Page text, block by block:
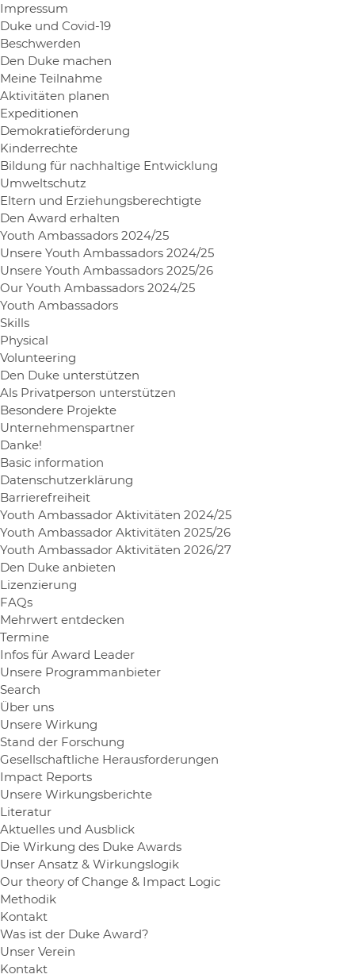
Impressum
Duke und Covid-19
Beschwerden
Den Duke machen
Meine Teilnahme
Aktivitäten planen
Expeditionen
Demokratieförderung
Kinderrechte
Bildung für nachhaltige Entwicklung
Umweltschutz
Eltern und Erziehungsberechtigte
Den Award erhalten
Youth Ambassadors 2024/25
Unsere Youth Ambassadors 2024/25
Unsere Youth Ambassadors 2025/26
Our Youth Ambassadors 2024/25
Youth Ambassadors
Skills
Physical
Volunteering
Den Duke unterstützen
Als Privatperson unterstützen
Besondere Projekte
Unternehmenspartner
Danke!
Basic information
Datenschutzerklärung
Barrierefreiheit
Youth Ambassador Aktivitäten 2024/25
Youth Ambassador Aktivitäten 2025/26
Youth Ambassador Aktivitäten 2026/27
Den Duke anbieten
Lizenzierung
FAQs
Mehrwert entdecken
Termine
Infos für Award Leader
Unsere Programmanbieter
Search
Über uns
Unsere Wirkung
Stand der Forschung
Gesellschaftliche Herausforderungen
Impact Reports
Unsere Wirkungsberichte
Literatur
Aktuelles und Ausblick
Die Wirkung des Duke Awards
Unser Ansatz & Wirkungslogik
Our theory of Change & Impact Logic
Methodik
Kontakt
Was ist der Duke Award?
Unser Verein
Kontakt